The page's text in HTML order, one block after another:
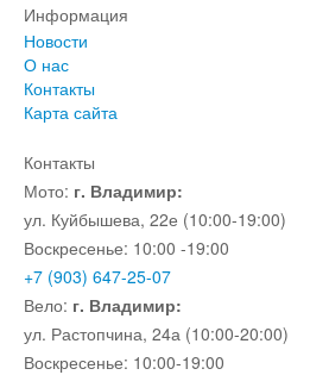
Информация
Новости
О нас
Контакты
Карта сайта
Контакты
Мото: г. Владимир:
ул. Куйбышева, 22е (10:00-19:00)
Воскресенье: 10:00 -19:00
+7 (903) 647-25-07
Вело: г. Владимир:
ул. Растопчина, 24а (10:00-20:00)
Воскресенье: 10:00-19:00